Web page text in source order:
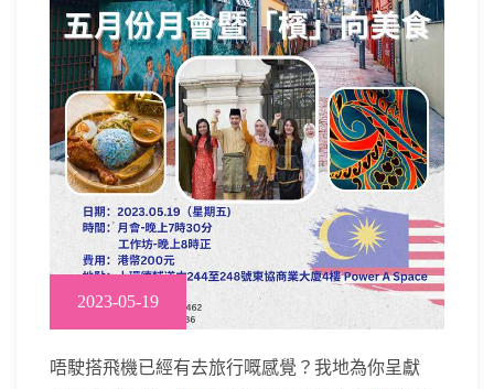
2023-05-19
唔駛搭飛機已經有去旅行嘅感覺？我地為你呈獻